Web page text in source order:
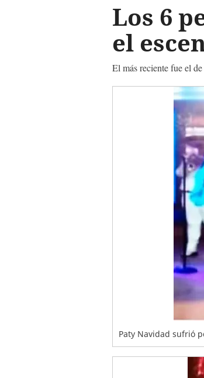
Los 6
el
El más reciente fue el
Paty Navidad sufrió